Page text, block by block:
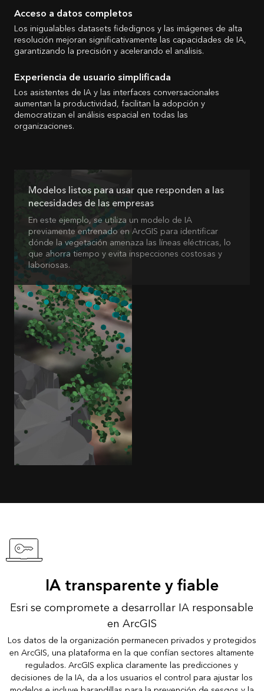
Acceso a datos completos
Los inigualables datasets fidedignos y las imágenes de alta
resolución mejoran significativamente las capacidades de IA,
garantizando la precisión y acelerando el análisis.
Experiencia de usuario simplificada
Los asistentes de IA y las interfaces conversacionales
aumentan la productividad, facilitan la adopción y
democratizan el análisis espacial en todas las
organizaciones.
Modelos listos para usar que responden a las
necesidades de las empresas
En este ejemplo, se utiliza un modelo de IA
previamente entrenado en ArcGIS para identificar
dónde la vegetación amenaza las líneas eléctricas, lo
que ahorra tiempo y evita inspecciones costosas y
laboriosas.
IA transparente y fiable
Esri se compromete a desarrollar IA responsable
en ArcGIS
Los datos de la organización permanecen privados y protegidos
en ArcGIS, una plataforma en la que confían sectores altamente
regulados. ArcGIS explica claramente las predicciones y
decisiones de la IA, da a los usuarios el control para ajustar los